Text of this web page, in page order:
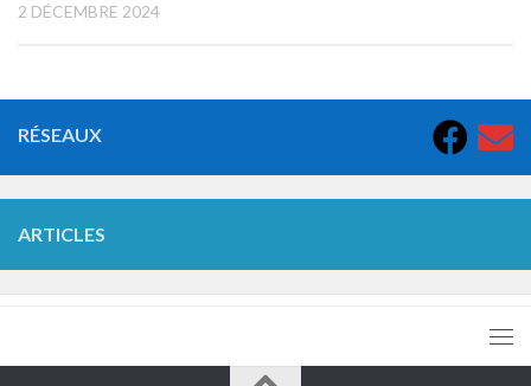
2 DÉCEMBRE 2024
RÉSEAUX
ARTICLES